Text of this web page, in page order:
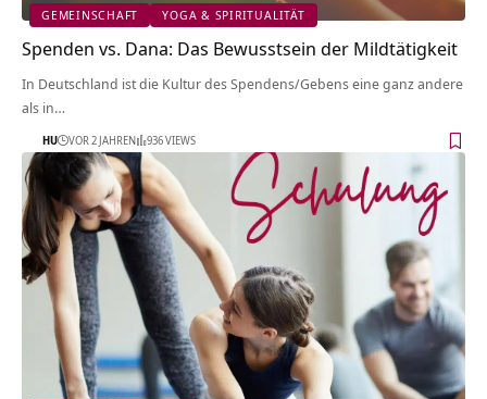
GEMEINSCHAFT YOGA & SPIRITUALITÄT
Spenden vs. Dana: Das Bewusstsein der Mildtätigkeit
In Deutschland ist die Kultur des Spendens/Gebens eine ganz andere
als in…
HU VOR 2 JAHREN 936 VIEWS